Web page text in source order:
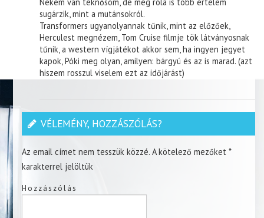
sugárzik, mint a mutánsokról.
Transformers ugyanolyannak tűnik, mint az előzőek,
Herculest megnézem, Tom Cruise filmje tök látványosnak
tűnik, a western vígjátékot akkor sem, ha ingyen jegyet
kapok, Póki meg olyan, amilyen: bárgyú és az is marad. (azt
hiszem rosszul viselem ezt az időjárást)
VÉLEMÉNY, HOZZÁSZÓLÁS?
Az email címet nem tesszük közzé. A kötelező mezőket*
karakterrel jelöltük
Hozzászólás